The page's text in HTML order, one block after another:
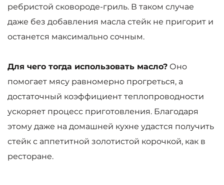
ребристой сковороде-гриль. В таком случае
даже без добавления масла стейк не пригорит и
останется максимально сочным.
Для чего тогда использовать масло? Оно
помогает мясу равномерно прогреться, а
достаточный коэффициент теплопроводности
ускоряет процесс приготовления. Благодаря
этому даже на домашней кухне удастся получить
стейк с аппетитной золотистой корочкой, как в
ресторане.